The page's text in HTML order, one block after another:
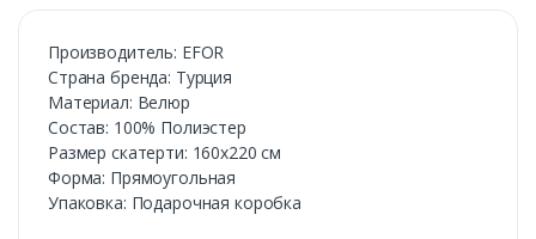
Производитель: EFOR
Страна бренда: Турция
Материал: Велюр
Состав: 100% Полиэстер
Размер скатерти: 160х220 см
Форма: Прямоугольная
Упаковка: Подарочная коробка